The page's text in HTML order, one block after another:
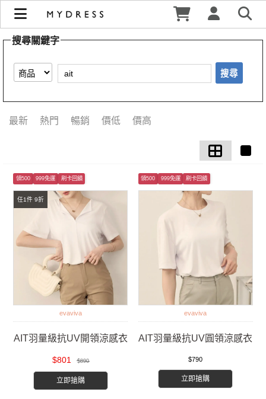
【ait】搜尋結果 | MYDRESS 時裳韓風
搜尋關鍵字
搜尋
最新 熱門 暢銷 價低 價高
任1件 9折
領500 999免運 刷卡回饋
evaviva
AIT羽量級抗UV開領涼感衣
$801 $890
立即搶購
領500 999免運 刷卡回饋
evaviva
AIT羽量級抗UV圓領涼感衣
$790
立即搶購